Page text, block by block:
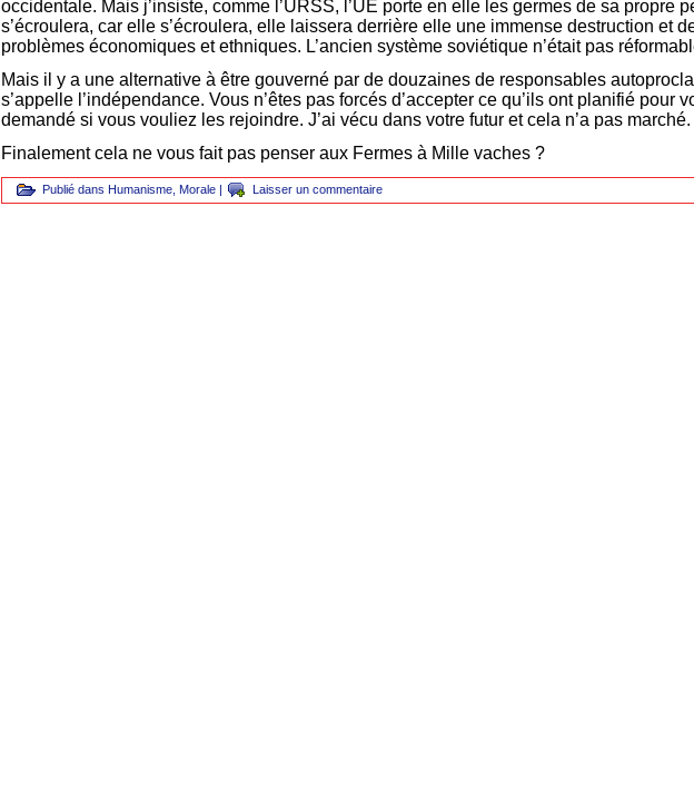
occidentale. Mais j’insiste, comme l’URSS, l’UE porte en elle les germes de sa propre
s’écroulera, car elle s’écroulera, elle laissera derrière elle une immense destruction et
problèmes économiques et ethniques. L’ancien système soviétique n’était pas
Mais il y a une alternative à être gouverné par de douzaines de responsables
s’appelle l’indépendance. Vous n’êtes pas forcés d’accepter ce qu’ils ont planifié pour
demandé si vous vouliez les rejoindre. J’ai vécu dans votre futur et cela n’a pas marché.
Finalement cela ne vous fait pas penser aux Fermes à Mille vaches ?
Publié dans Humanisme Morale | Laisser un commentaire